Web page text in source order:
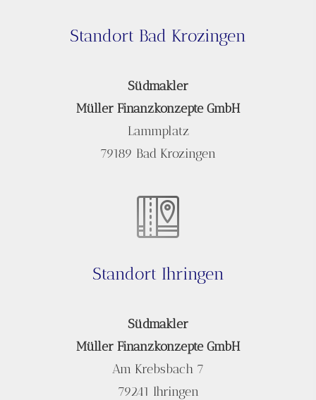
Standort Bad Krozingen
Südmakler
Müller Finanzkonzepte GmbH
Lammplatz
79189 Bad Krozingen
Standort Ihringen
Südmakler
Müller Finanzkonzepte GmbH
Am Krebsbach 7
79241 Ihringen